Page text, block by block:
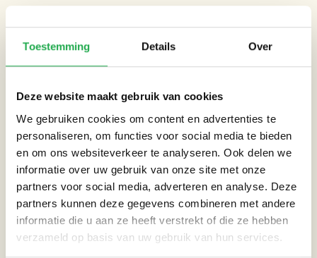
Toestemming Details Over
Deze website maakt gebruik van cookies
We gebruiken cookies om content en advertenties te
personaliseren, om functies voor social media te bieden
en om ons websiteverkeer te analyseren. Ook delen we
informatie over uw gebruik van onze site met onze
partners voor social media, adverteren en analyse. Deze
partners kunnen deze gegevens combineren met andere
informatie die u aan ze heeft verstrekt of die ze hebben
verzameld op basis van uw gebruik van hun services.
Bomen verminderen wateroverlast, droogte en hittestress door
water op te nemen, vast te houden en te verdampen. Maar hier
locatie.
Sommige bomen doen het uitstekend bij extreem weer, zoals
piekbuien en droogte. Grote ‘klimaatbomen’ zoals de eik, els,
linde, acacia en haagbeuk. En kleinere ‘klimaatbomen’ zoals de
elsrijk, esdoorn enParrotia persica.
Op hete dagen bieden bomen schaduw en verkoeling. Hoe
dichter het bladerdak, des te koeler het onder de boom is. Met